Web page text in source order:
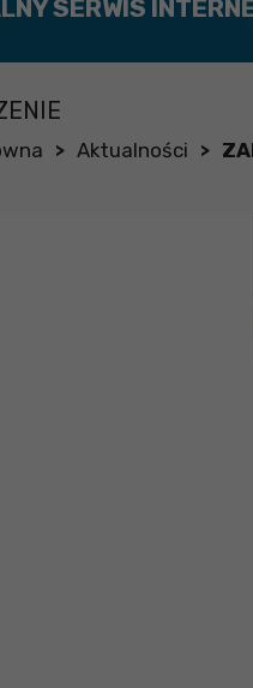
SERWIS
> Aktualności >